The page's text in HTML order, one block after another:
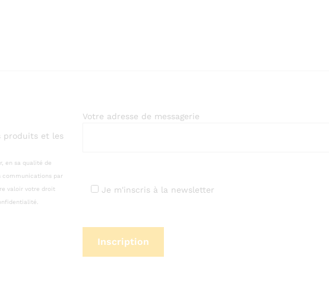
produits et les
en sa qualité de
communications par
valoir votre droit
Votre adresse de messagerie
Je m'inscris à la newsletter